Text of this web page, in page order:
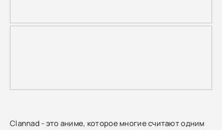
Clannad - это аниме, которое многие считают одним